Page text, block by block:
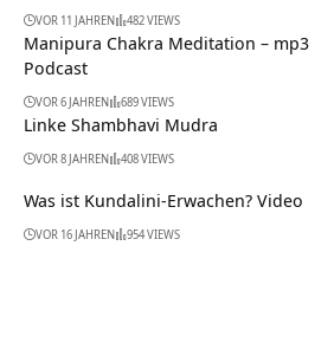
VOR 11 JAHREN 482 VIEWS
Manipura Chakra Meditation – mp3
Podcast
VOR 6 JAHREN 689 VIEWS
Linke Shambhavi Mudra
VOR 8 JAHREN 408 VIEWS
Was ist Kundalini-Erwachen? Video
VOR 16 JAHREN 954 VIEWS